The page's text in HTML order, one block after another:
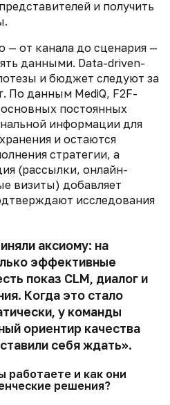
и получить
от канала до сценария —
данными. Data-driven-
и бюджет следуют за
По данным MediQ, F2F-
постоянных
информации для
и остаются
стратегии, а
(рассылки, онлайн-
визиты) добавляет
исследования
аксиому: на
эффективные
показ CLM, диалог и
Когда это стало
у команды
ориентир качества
себя ждать».
работаете и как они
решения?